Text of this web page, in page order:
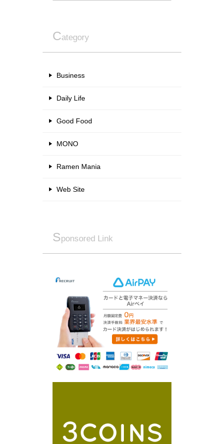
Category
Business
Daily Life
Good Food
MONO
Ramen Mania
Web Site
Sponsored Link